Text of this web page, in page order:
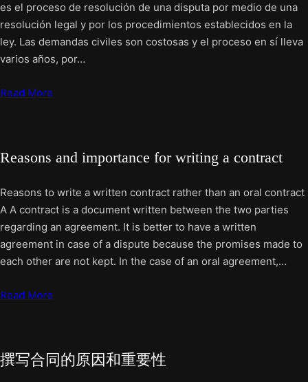
es el proceso de resolución de una disputa por medio de una
resolución legal y por los procedimientos establecidos en la
ley. Las demandas civiles son costosas y el proceso en sí lleva
varios años, por…
Read More
Reasons and importance for writing a contract
Reasons to write a written contract rather than an oral contract
A A contract is a document written between the two parties
regarding an agreement. It is better to have a written
agreement in case of a dispute because the promises made to
each other are not kept. In the case of an oral agreement,…
Read More
撰写合同的原因和重要性